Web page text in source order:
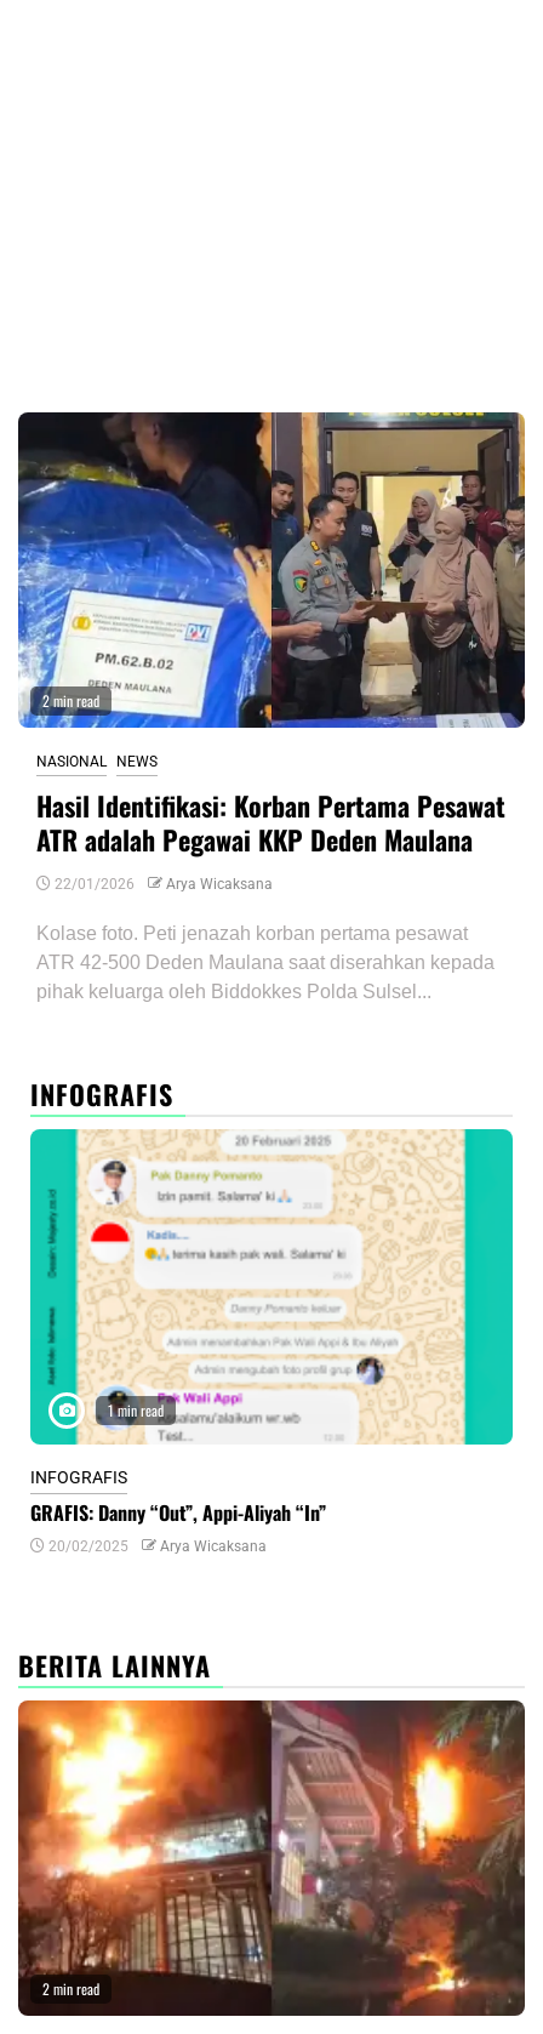
2 min read
NASIONAL NEWS
Hasil Identifikasi: Korban Pertama Pesawat
ATR adalah Pegawai KKP Deden Maulana
22/01/2026 Arya Wicaksana
Kolase foto. Peti jenazah korban pertama pesawat
ATR 42-500 Deden Maulana saat diserahkan kepada
pihak keluarga oleh Biddokkes Polda Sulsel...
INFOGRAFIS
1 min read
INFOGRAFIS
GRAFIS: Danny “Out”, Appi-Aliyah “In”
20/02/2025 Arya Wicaksana
BERITA LAINNYA
2 min read